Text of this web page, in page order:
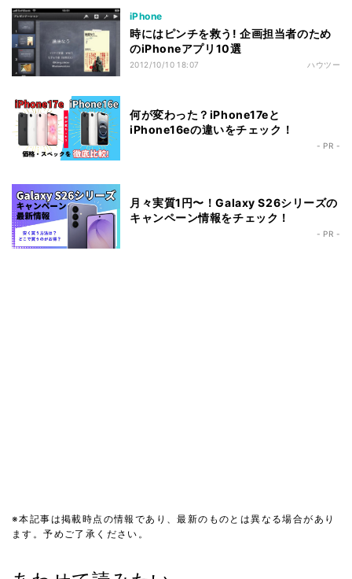
iPhone
時にはピンチを救う! 企画担当者のため
のiPhoneアプリ10選
2012/10/10 18:07 ハウツー
何が変わった？iPhone17eと
iPhone16eの違いをチェック！
- PR -
月々実質1円〜！Galaxy S26シリーズの
キャンペーン情報をチェック！
- PR -
※本記事は掲載時点の情報であり、最新のものとは異なる場合があり
ます。予めご了承ください。